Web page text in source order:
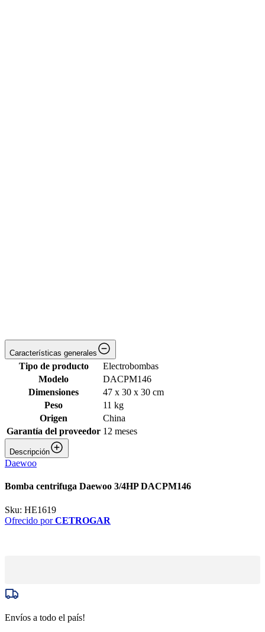
Características generales
Tipo de producto
Electrobombas
Modelo
DACPM146
Dimensiones
47 x 30 x 30 cm
Peso
11 kg
Origen
China
Garantía del proveedor 12 meses
Descripción
Daewoo
Bomba centrifuga Daewoo 3/4HP DACPM146
Sku: HE1619
Ofrecido porCETROGAR
Envíos a todo el país!